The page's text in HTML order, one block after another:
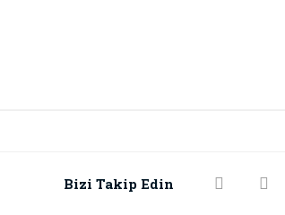
Bizi Takip Edin